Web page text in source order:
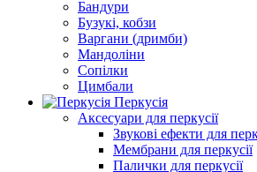
Бандури
Бузукі, кобзи
Варгани (дримби)
Мандоліни
Сопілки
Цимбали
Перкусія
Аксесуари для перкусії
Звукові ефекти для
Мембрани для перкусії
Палички для перкусії